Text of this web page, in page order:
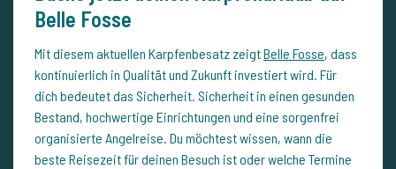
Belle Fosse
Mit diesem aktuellen Karpfenbesatz zeigtBelle Fosse, dass
kontinuierlich in Qualität und Zukunft investiert wird. Für
dich bedeutet das Sicherheit. Sicherheit in einen gesunden
Bestand, hochwertige Einrichtungen und eine sorgenfrei
organisierte Angelreise. Du möchtest wissen, wann die
beste Reisezeit für deinen Besuch ist oder welche Termine